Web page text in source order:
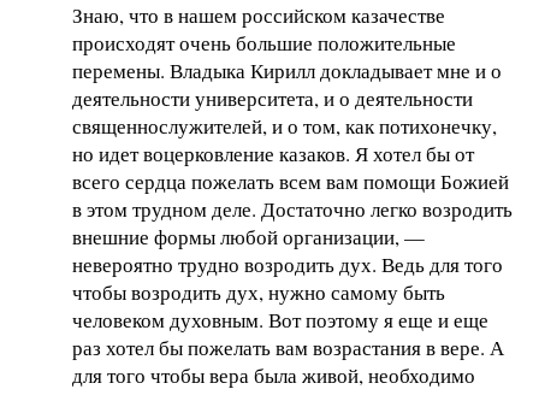
Знаю, что в нашем российском казачестве
происходят очень большие положительные
перемены. Владыка Кирилл докладывает мне и о
деятельности университета, и о деятельности
священнослужителей, и о том, как потихонечку,
но идет воцерковление казаков. Я хотел бы от
всего сердца пожелать всем вам помощи Божией
в этом трудном деле. Достаточно легко возродить
внешние формы любой организации, —
невероятно трудно возродить дух. Ведь для того
чтобы возродить дух, нужно самому быть
человеком духовным. Вот поэтому я еще и еще
раз хотел бы пожелать вам возрастания в вере. А
для того чтобы вера была живой, необходимо